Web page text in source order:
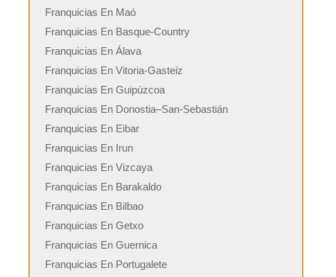
Franquicias En Maó
Franquicias En Basque-Country
Franquicias En Álava
Franquicias En Vitoria-Gasteiz
Franquicias En Guipúzcoa
Franquicias En Donostia–San-Sebastián
Franquicias En Eibar
Franquicias En Irun
Franquicias En Vizcaya
Franquicias En Barakaldo
Franquicias En Bilbao
Franquicias En Getxo
Franquicias En Guernica
Franquicias En Portugalete